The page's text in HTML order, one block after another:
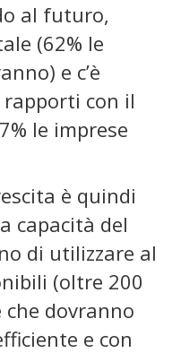
al futuro,
(62% le
e c’è
con il
le imprese
è quindi
capacità del
di utilizzare al
(oltre 200
dovranno
e con